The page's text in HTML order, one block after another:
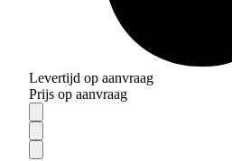
Levertijd op aanvraag
Prijs op aanvraag